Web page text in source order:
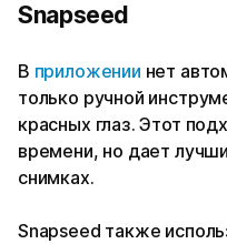
Snapseed
В приложении нет
только ручной
красных глаз. Этот
времени, но дает
снимках.
Snapseed также